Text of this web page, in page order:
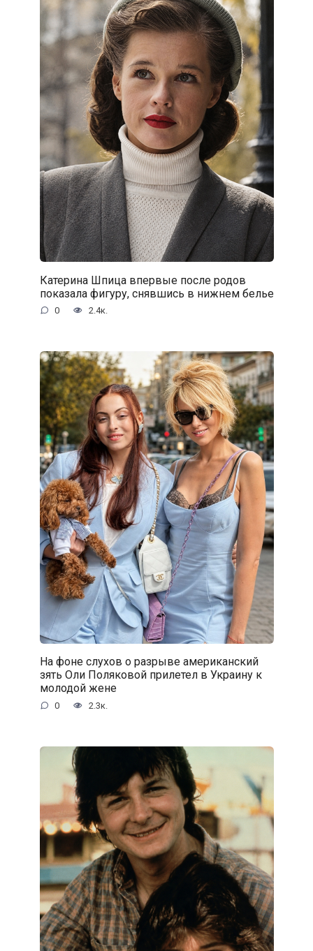
Катерина Шпица впервые после родов
показала фигуру, снявшись в нижнем белье
0 2.4к.
На фоне слухов о разрыве американский
зять Оли Поляковой прилетел в Украину к
молодой жене
0 2.3к.